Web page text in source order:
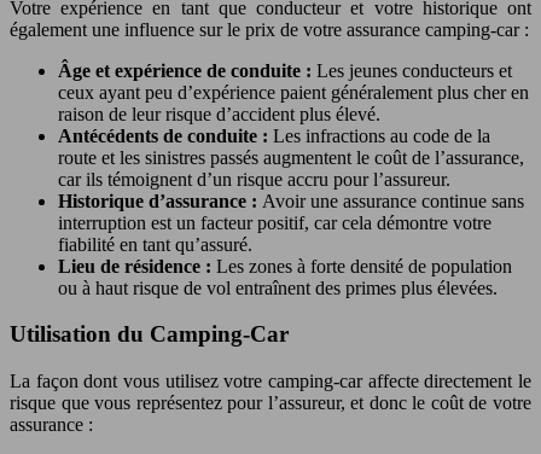
Votre expérience en tant que conducteur et votre historique ont
également une influence sur le prix de votre assurance camping-car :
Âge et expérience de conduite : Les jeunes conducteurs et
ceux ayant peu d’expérience paient généralement plus cher en
raison de leur risque d’accident plus élevé.
Antécédents de conduite : Les infractions au code de la
route et les sinistres passés augmentent le coût de l’assurance,
car ils témoignent d’un risque accru pour l’assureur.
Historique d’assurance : Avoir une assurance continue sans
interruption est un facteur positif, car cela démontre votre
fiabilité en tant qu’assuré.
Lieu de résidence : Les zones à forte densité de population
ou à haut risque de vol entraînent des primes plus élevées.
Utilisation du Camping-Car
La façon dont vous utilisez votre camping-car affecte directement le
risque que vous représentez pour l’assureur, et donc le coût de votre
assurance :